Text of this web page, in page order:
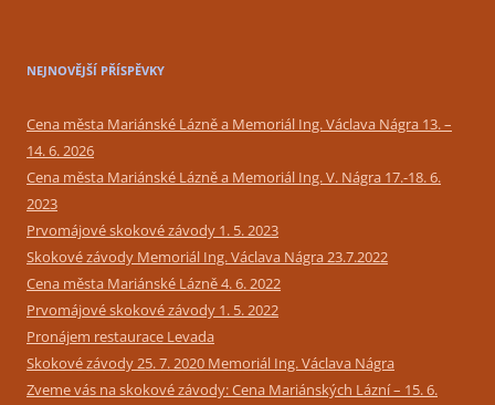
NEJNOVĚJŠÍ PŘÍSPĚVKY
Cena města Mariánské Lázně a Memoriál Ing. Václava Nágra 13. –
14. 6. 2026
Cena města Mariánské Lázně a Memoriál Ing. V. Nágra 17.-18. 6.
2023
Prvomájové skokové závody 1. 5. 2023
Skokové závody Memoriál Ing. Václava Nágra 23.7.2022
Cena města Mariánské Lázně 4. 6. 2022
Prvomájové skokové závody 1. 5. 2022
Pronájem restaurace Levada
Skokové závody 25. 7. 2020 Memoriál Ing. Václava Nágra
Zveme vás na skokové závody: Cena Mariánských Lázní – 15. 6.